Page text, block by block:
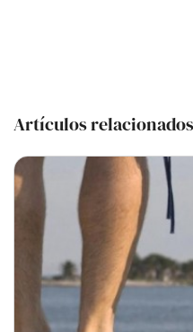
Artículos relacionados